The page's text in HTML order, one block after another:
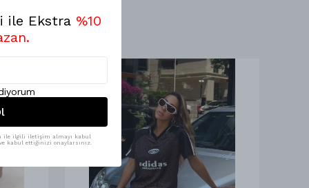
ile Ekstra %10
ile ilgili iletişim almayı kabul
kabul ettiğinizi onaylarsınız.